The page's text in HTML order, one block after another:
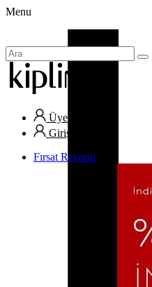
Menu
Üye Ol
Giriş Yap
Fırsat Reyonu